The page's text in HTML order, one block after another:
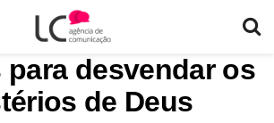
para desvendar os
de Deus